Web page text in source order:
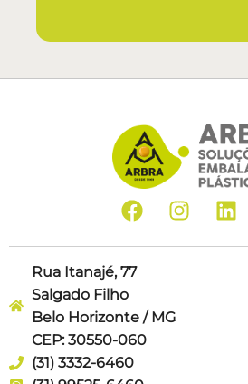
Rua Itanajé, 77
Salgado Filho
Belo Horizonte / MG
CEP: 30550-060
(31) 3332-6460